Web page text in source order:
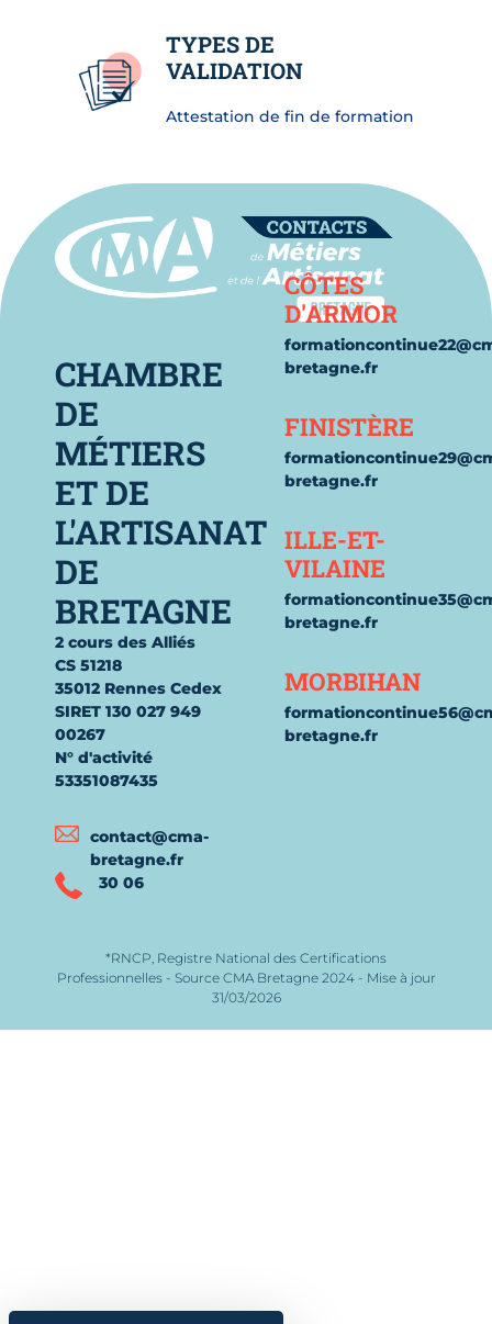
TYPES DE
VALIDATION
Attestation de fin de formation
CHAMBRE
DE
MÉTIERS
ET DE
L'ARTISANAT
DE
BRETAGNE
2 cours des Alliés
CS 51218
35012 Rennes Cedex
SIRET 130 027 949
00267
N° d'activité
53351087435
contact@cma-
bretagne.fr
30 06
Contact
CÔTES
D'ARMOR
bretagne.fr
FINISTÈRE
bretagne.fr
ILLE-ET-
VILAINE
bretagne.fr
MORBIHAN
bretagne.fr
*RNCP, Registre National des Certifications
Professionnelles - Source CMA Bretagne 2024 - Mise à jour
31/03/2026